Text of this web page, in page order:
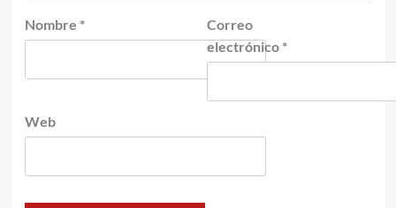
Nombre *
Correo
electrónico *
Web